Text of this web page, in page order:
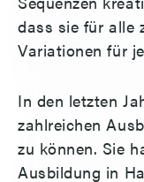
Aussehen zu
Mindful Life
Stabilität und
nebenbei
Komm vorbei
Angebot! Ob
dass sie für alle
Variationen für
In den letzten
zahlreichen
zu können. Sie
Ausbildung in